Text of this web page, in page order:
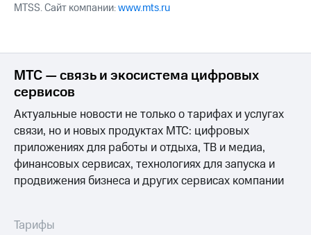
MTSS. Сайт компании:www.mts.ru
МТС — связь и экосистема цифровых
сервисов
Актуальные новости не только о тарифах и услугах
связи, но и новых продуктах МТС: цифровых
приложениях для работы и отдыха, ТВ и медиа,
финансовых сервисах, технологиях для запуска и
продвижения бизнеса и других сервисах компании
Тарифы